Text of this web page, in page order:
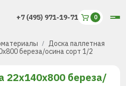
+7 (495) 971-19-71
Доска паллетная
береза/осина сорт 1/2
22x140x800 береза/